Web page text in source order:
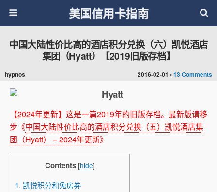
美国信用卡指南
2016-02-01 •13 Comments
中国大陆性价比高的酒店积分兑换（六）凯悦酒店
集团（Hyatt）【2019旧版存档】
hypnos
【2024年更新】这是一篇2019年的旧版存档。最新版请移
步《中国大陆性价比高的酒店积分兑换（五）凯悦酒店集
团（Hyatt） – 2024年更新》
Contents [hide]
1. 凯悦积分和免房券